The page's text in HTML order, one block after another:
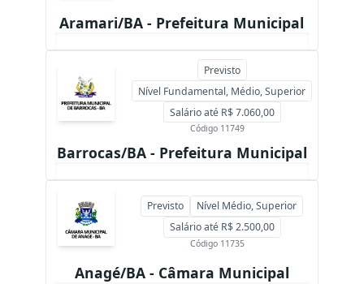
Aramari/BA - Prefeitura Municipal
Previsto
Nível Fundamental, Médio, Superior
Salário até R$ 7.060,00
Código 11749
Barrocas/BA - Prefeitura Municipal
Previsto
Nível Médio, Superior
Salário até R$ 2.500,00
Código 11735
Anagé/BA - Câmara Municipal